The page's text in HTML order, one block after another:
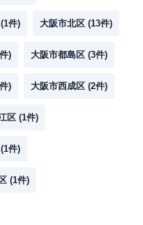
(1件) 大阪市北区 (13件)
件) 大阪市都島区 (3件)
件) 大阪市西成区 (2件)
区 (1件)
(1件)
(1件)